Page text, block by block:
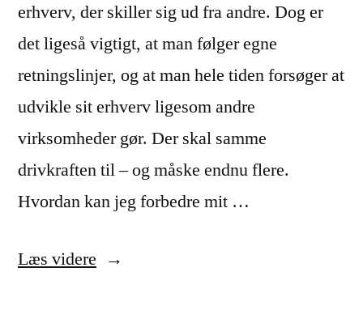
erhverv, der skiller sig ud fra andre. Dog er
det ligeså vigtigt, at man følger egne
retningslinjer, og at man hele tiden forsøger at
udvikle sit erhverv ligesom andre
virksomheder gør. Der skal samme
drivkraften til – og måske endnu flere.
Hvordan kan jeg forbedre mit …
Læs videre “Find